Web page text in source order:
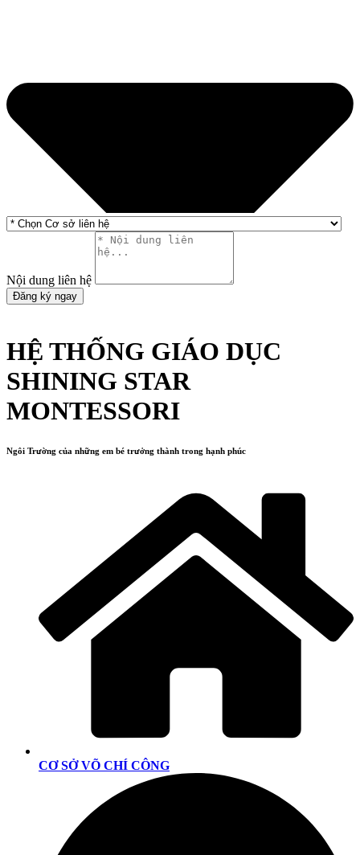
Nội dung liên hệ
Đăng ký ngay
HỆ THỐNG GIÁO DỤC
SHINING STAR
MONTESSORI
Ngôi Trường của những em bé trưởng thành trong hạnh phúc
CƠ SỞ VÕ CHÍ CÔNG